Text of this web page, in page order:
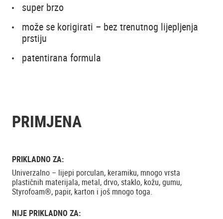
super brzo
može se korigirati – bez trenutnog lijepljenja
prstiju
patentirana formula
PRIMJENA
PRIKLADNO ZA:
Univerzalno – lijepi porculan, keramiku, mnogo vrsta
plastičnih materijala, metal, drvo, staklo, kožu, gumu,
Styrofoam®, papir, karton i još mnogo toga.
NIJE PRIKLADNO ZA: